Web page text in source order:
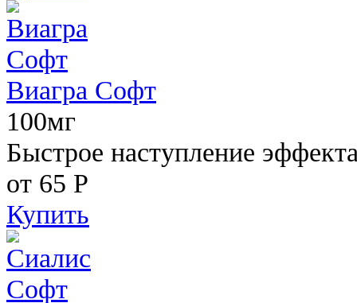
Виагра Софт
100мг
Быстрое наступление
от 65 Р
Купить